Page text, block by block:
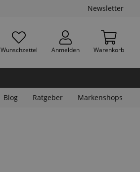
Newsletter
Wunschzettel Anmelden Warenkorb
Blog Ratgeber Markenshops